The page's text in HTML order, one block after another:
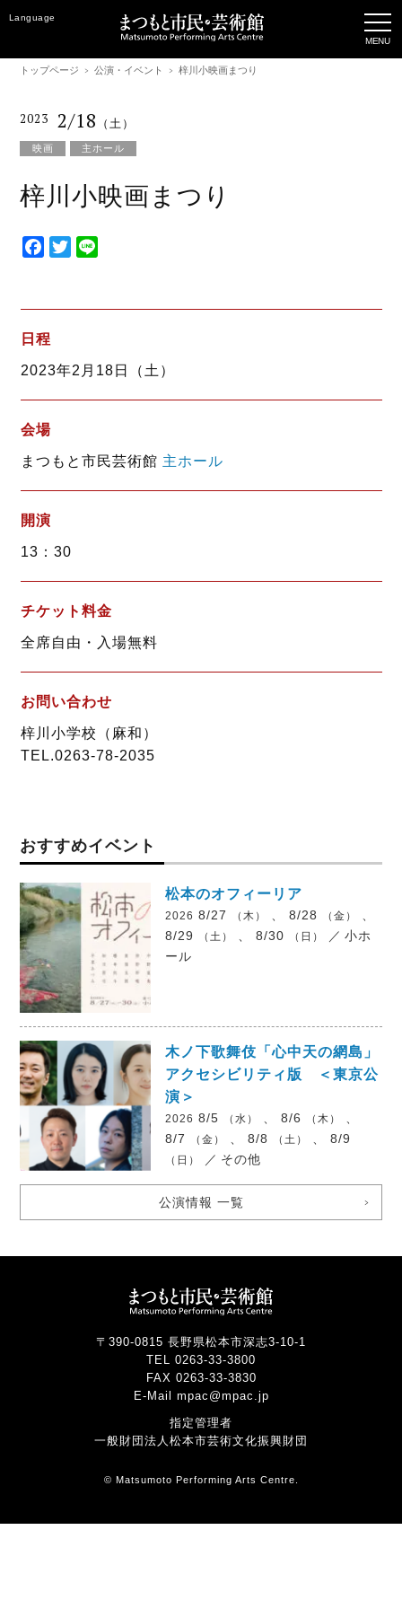
Language
トップページ 公演・イベント 梓川小映画まつり
2023 2/18 （土）
映画 主ホール
梓川小映画まつり
F
e
b
o
k
T
t
r
e
日程
2023年2月18日（土）
会場
まつもと市民芸術館 主ホール
開演
13：30
チケット料金
全席自由・入場無料
お問い合わせ
梓川小学校（麻和）
TEL.0263-78-2035
おすすめイベント
松本のオフィーリア
2026 8/27 （木） 、 8/28 （金）
8/29
（土） 、 8/30 （日） ／ 小ホ
ール
木ノ下歌舞伎「心中天の網島」
アクセシビリティ版 ＜東京公
演＞
2026 8/5 （水） 、 8/6 （木）
8/7
（金） 、 8/8 （土） 、 8/9
（日） ／ その他
公演情報 一覧
〒390-0815 長野県松本市深志3-10-1
TEL 0263-33-3800
FAX 0263-33-3830
E-Mail mpac@mpac.jp
指定管理者
一般財団法人松本市芸術文化振興財団
© Matsumoto Performing Arts Centre.